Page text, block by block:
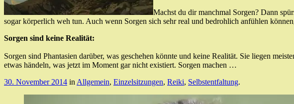
Machst du dir manchmal Sorgen? Dann
sogar körperlich weh tun. Auch wenn Sorgen sich sehr real und bedrohlich anfühlen
Sorgen sind keine Realität:
Sorgen sind Phantasien darüber, was geschehen könnte und keine Realität. Sie liegen
etwas händeln, was jetzt im Moment gar nicht existiert. Sorgen machen …
30. November 2014 inAllgemein, Einzelsitzungen, Reiki, Selbstentfaltung.